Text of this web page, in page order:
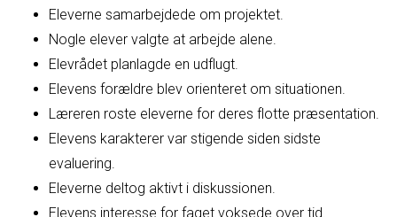
Eleverne samarbejdede om projektet.
Nogle elever valgte at arbejde alene.
Elevrådet planlagde en udflugt.
Elevens forældre blev orienteret om situationen.
Læreren roste eleverne for deres flotte præsentation.
Elevens karakterer var stigende siden sidste
evaluering.
Eleverne deltog aktivt i diskussionen.
Elevens interesse for faget voksede over tid.